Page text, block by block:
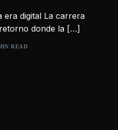
era digital La carrera
donde la […]
READ